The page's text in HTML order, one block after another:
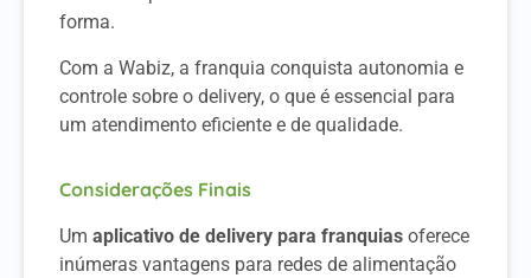
forma.
Com a Wabiz, a franquia conquista autonomia e
controle sobre o delivery, o que é essencial para
um atendimento eficiente e de qualidade.
Considerações Finais
Um aplicativo de delivery para franquias oferece
inúmeras vantagens para redes de alimentação